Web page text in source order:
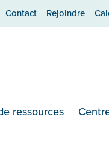
Contact Rejoindre
ressources